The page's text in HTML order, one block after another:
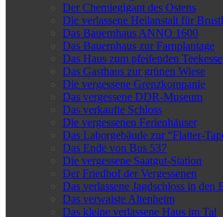
Der Chemiegigant des Ostens
Die verlassene Heilanstalt für
Das Bauernhaus ANNO 1600
Das Bauernhaus zur Farnplantage
Das Haus zum pfeifenden
Das Gasthaus zur grünen Wiese
Die vergessene Grenzkompanie
Das vergessene DDR-Museum
Das verkaufte Schloss
Die vergessenen Ferienhäuser
Das Laborgebäude zur “Flatter-
Das Ende von Bus 537
Die vergessene Saatgut-Station
Der Friedhof der Vergessenen
Das verlassene Jagdschloss in den
Das verwaiste Altenheim
Das kleine verlassene Haus im Tal